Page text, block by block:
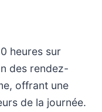
heures sur
des rendez-
offrant une
de la journée.